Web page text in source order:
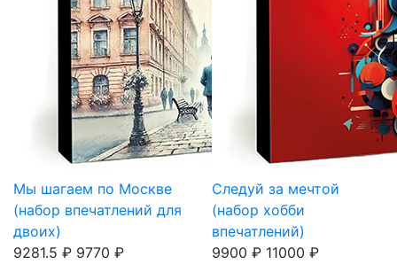
Мы шагаем по Москве
(набор впечатлений для
двоих)
9281.5 ₽ 9770 ₽
Следуй за мечтой
(набор хобби
впечатлений)
9900 ₽ 11000 ₽